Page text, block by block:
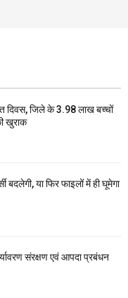
दिवस, जिले के 3.98 लाख बच्चों
खुराक
बदलेगी, या फिर फाइलों में ही घूमेगा
संरक्षण एवं आपदा प्रबंधन